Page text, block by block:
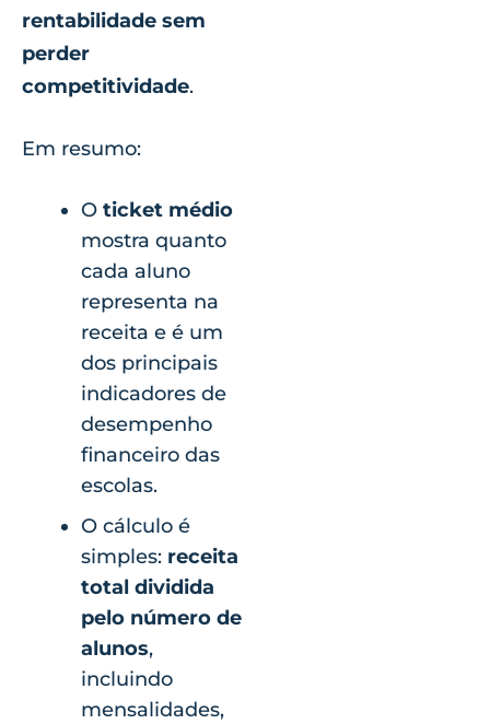
rentabilidade sem
perder
competitividade.
Em resumo:
O ticket médio
mostra quanto
cada aluno
representa na
receita e é um
dos principais
indicadores de
desempenho
financeiro das
escolas.
O cálculo é
simples: receita
total dividida
pelo número de
alunos,
incluindo
mensalidades,